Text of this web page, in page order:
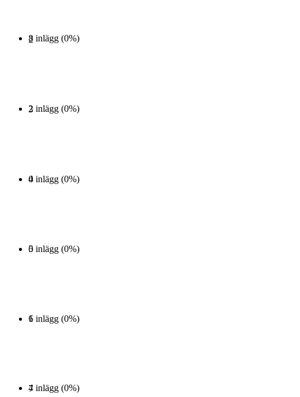
8 inlägg (0%)
2
2 inlägg (0%)
3
0 inlägg (0%)
4
0 inlägg (0%)
5
1 inlägg (0%)
6
4 inlägg (0%)
7